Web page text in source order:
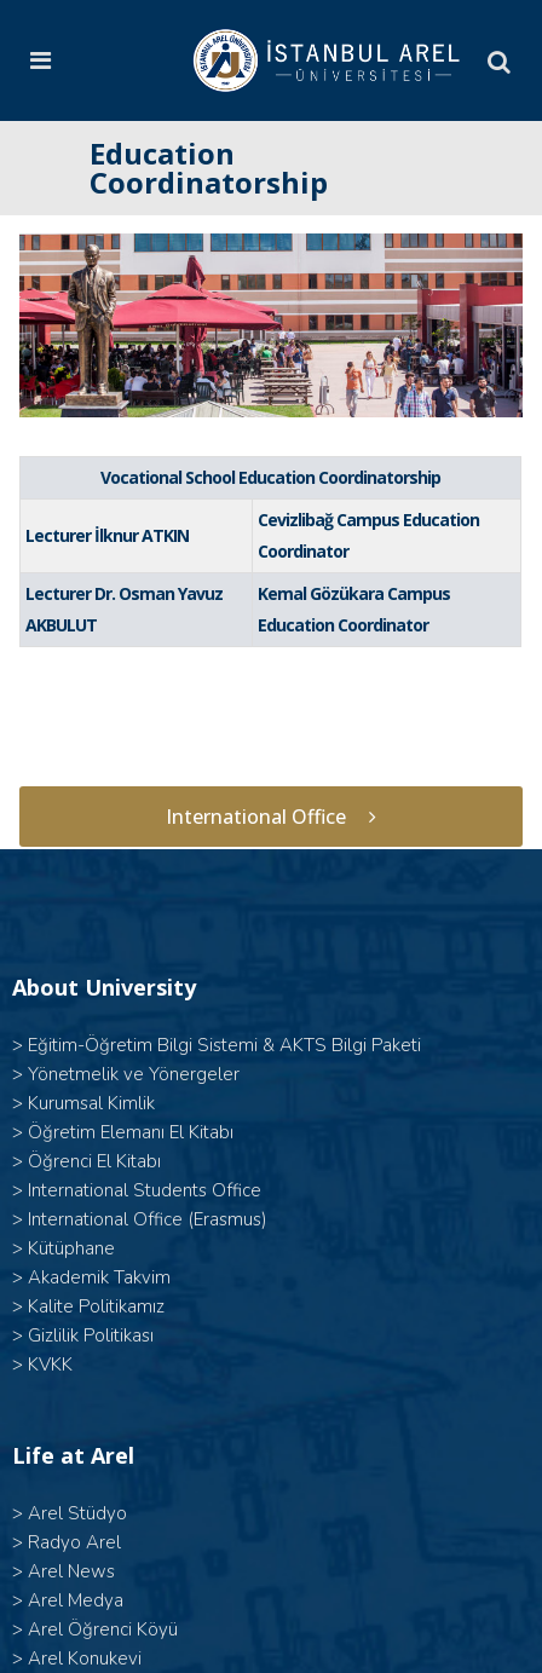
Education
Coordinatorship
Vocational School Education Coordinatorship
Lecturer İlknur ATKIN
Cevizlibağ Campus Education
Coordinator
Lecturer Dr. Osman Yavuz
AKBULUT
Kemal Gözükara Campus
Education Coordinator
International Office
About University
> Eğitim-Öğretim Bilgi Sistemi & AKTS Bilgi Paketi
> Yönetmelik ve Yönergeler
> Kurumsal Kimlik
> Öğretim Elemanı El Kitabı
> Öğrenci El Kitabı
> International Students Office
> International Office (Erasmus)
> Kütüphane
> Akademik Takvim
> Kalite Politikamız
> Gizlilik Politikası
> KVKK
Life at Arel
> Arel Stüdyo
> Radyo Arel
> Arel News
> Arel Medya
> Arel Öğrenci Köyü
> Arel Konukevi